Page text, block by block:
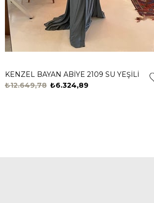
KENZEL BAYAN ABİYE 2109 SU YEŞİLİ
₺6.324,89
₺12.649,78